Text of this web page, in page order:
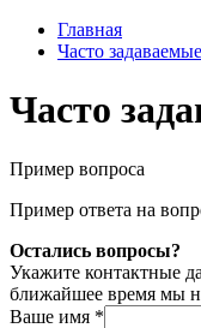
Главная
Часто
Часто
Пример вопроса
Пример ответа на
Остались вопросы?
Укажите контактные
ближайшее время мы
Ваше имя *